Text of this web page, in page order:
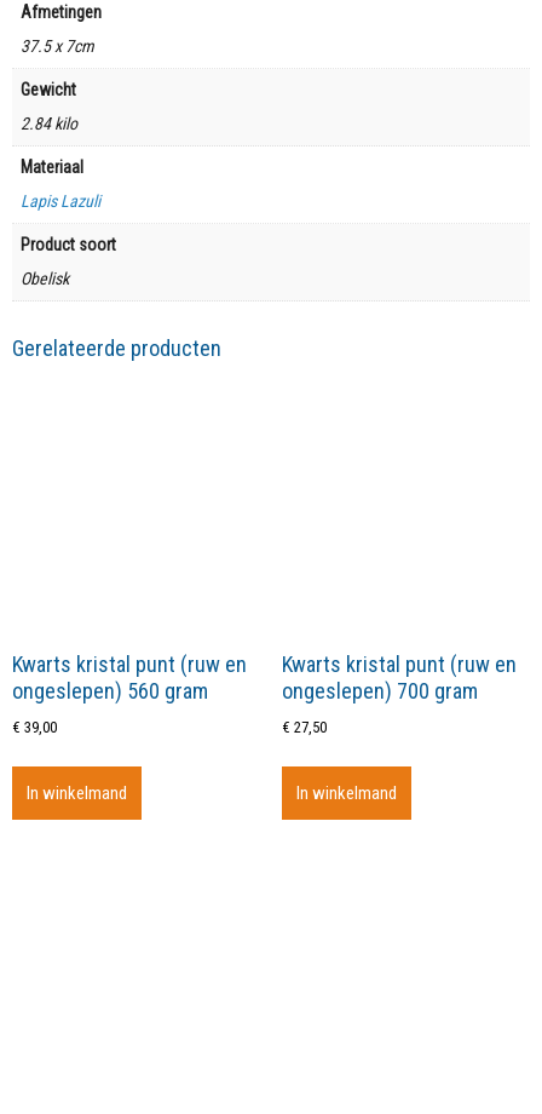
Afmetingen
37.5 x 7cm
Gewicht
2.84 kilo
Materiaal
Lapis Lazuli
Product soort
Obelisk
Gerelateerde producten
Kwarts kristal punt (ruw en
ongeslepen) 560 gram
€ 39,00
In winkelmand
Kwarts kristal punt (ruw en
ongeslepen) 700 gram
€ 27,50
In winkelmand